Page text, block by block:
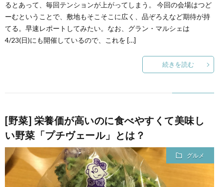
るとあって、毎回テンションが上がってしまう。 今回の会場はつど
ーむということで、敷地もそこそこに広く、品ぞろえなど期待が持
てる。早速レポートしてみたい。なお、グラン・マルシェは
4/23(日)にも開催しているので、これを […]
続きを読む
[野菜] 栄養価が高いのに食べやすくて美味し
い野菜「プチヴェール」とは？
グルメ